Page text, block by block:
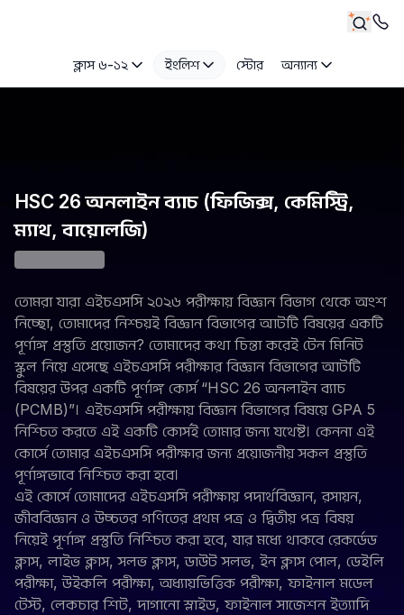
ক্লাস ৬-১২ ইংলিশ স্টোর অন্যান্য
HSC 26 অনলাইন ব্যাচ (ফিজিক্স, কেমিস্ট্রি,
ম্যাথ, বায়োলজি)
তোমরা যারা এইচএসসি ২০২৬ পরীক্ষায় বিজ্ঞান বিভাগ থেকে অংশ
নিচ্ছো, তোমাদের নিশ্চয়ই বিজ্ঞান বিভাগের আটটি বিষয়ের একটি
পূর্ণাঙ্গ প্রস্তুতি প্রয়োজন? তোমাদের কথা চিন্তা করেই টেন মিনিট
স্কুল নিয়ে এসেছে এইচএসসি পরীক্ষার বিজ্ঞান বিভাগের আটটি
বিষয়ের উপর একটি পূর্ণাঙ্গ কোর্স “HSC 26 অনলাইন ব্যাচ
(PCMB)”। এইচএসসি পরীক্ষায় বিজ্ঞান বিভাগের বিষয়ে GPA 5
নিশ্চিত করতে এই একটি কোর্সই তোমার জন্য যথেষ্ট। কেননা এই
কোর্সে তোমার এইচএসসি পরীক্ষার জন্য প্রয়োজনীয় সকল প্রস্তুতি
পূর্ণাঙ্গভাবে নিশ্চিত করা হবে।
এই কোর্সে তোমাদের এইচএসসি পরীক্ষায় পদার্থবিজ্ঞান, রসায়ন,
জীববিজ্ঞান ও উচ্চতর গণিতের প্রথম পত্র ও দ্বিতীয় পত্র বিষয়
নিয়েই পূর্ণাঙ্গ প্রস্তুতি নিশ্চিত করা হবে, যার মধ্যে থাকবে রেকর্ডেড
ক্লাস, লাইভ ক্লাস, সলভ ক্লাস, ডাউট সলভ, ইন ক্লাস পোল, ডেইলি
পরীক্ষা, উইকলি পরীক্ষা, অধ্যায়ভিত্তিক পরীক্ষা, ফাইনাল মডেল
টেস্ট, লেকচার শিট, দাগানো স্লাইড, ফাইনাল সাজেশন ইত্যাদি